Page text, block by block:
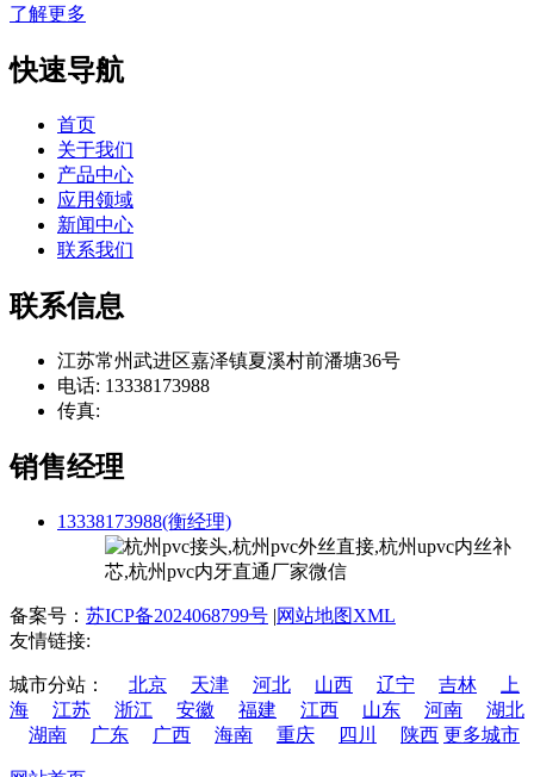
了解更多
快速导航
首页
关于我们
产品中心
应用领域
新闻中心
联系我们
联系信息
江苏常州武进区嘉泽镇夏溪村前潘塘36号
电话: 13338173988
传真:
销售经理
13338173988(衡经理)
备案号： 苏ICP备2024068799号 |网站地图XML
友情链接:
城市分站： 北京 天津 河北 山西 辽宁 吉林
上
海
江苏 浙江 安徽 福建 江西 山东 河南
湖北
湖南
广东 广西 海南 重庆 四川 陕西 更多城市